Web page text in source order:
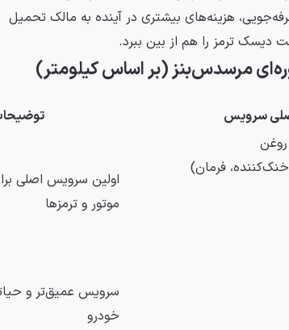
هزینه‌های بیشتری در آینده به مالک تحمیل
ترمز را هم از بین ببرد.
مرسدس‌بنز (بر اساس کیلومتر)
سرویس
فرمان)
اولین سرویس اصلی
موتور و ترمزها
سرویس عمیق‌تر و
خودرو